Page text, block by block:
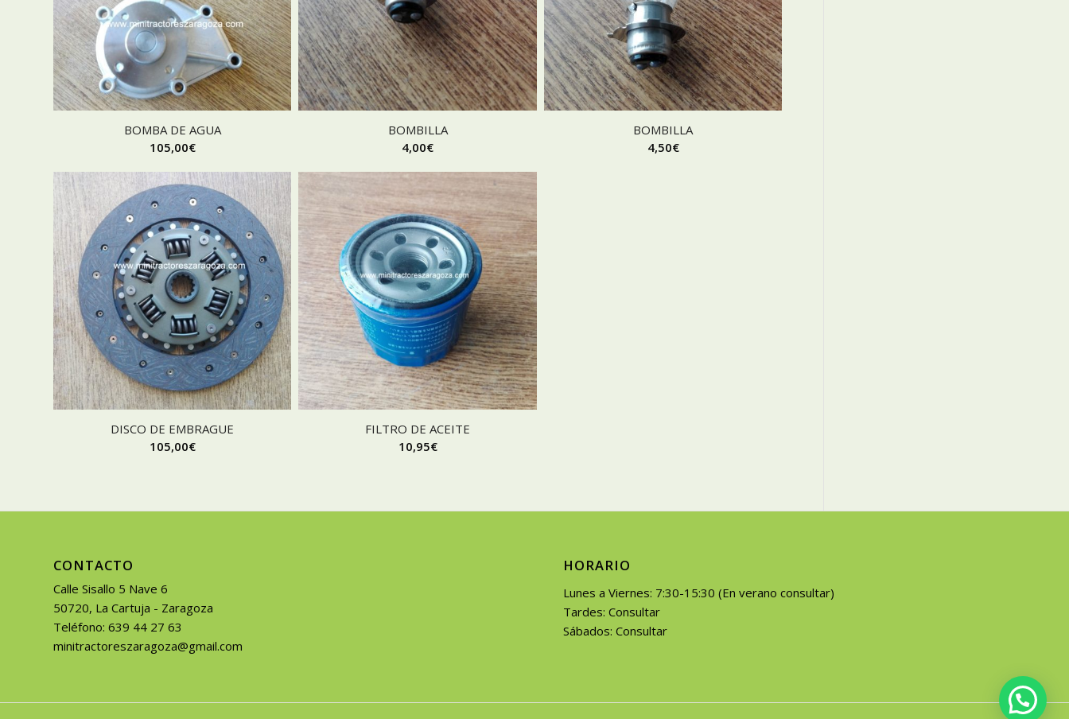
BOMBA DE AGUA
105,00€
BOMBILLA
4,00€
BOMBILLA
4,50€
DISCO DE EMBRAGUE
105,00€
FILTRO DE ACEITE
10,95€
CONTACTO
Calle Sisallo 5 Nave 6
50720, La Cartuja - Zaragoza
Teléfono: 639 44 27 63
minitractoreszaragoza@gmail.com
HORARIO
Lunes a Viernes: 7:30-15:30 (En verano consultar)
Tardes: Consultar
Sábados: Consultar